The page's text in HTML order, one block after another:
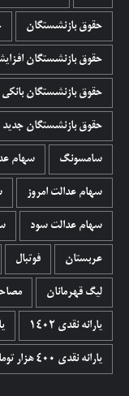
حقوق بازنشستگان
حقوق بازنشستگان
حقوق بازنشستگان بانکی
حقوق بازنشستگان جدید
سامسونگ سهام
سهام عدالت امروز
سهام عدالت سود
عربستان فوتبال
لیگ قهرمانان
یارانه نقدی 1402
یارانه نقدی ۴۰۰ هزار تومانی